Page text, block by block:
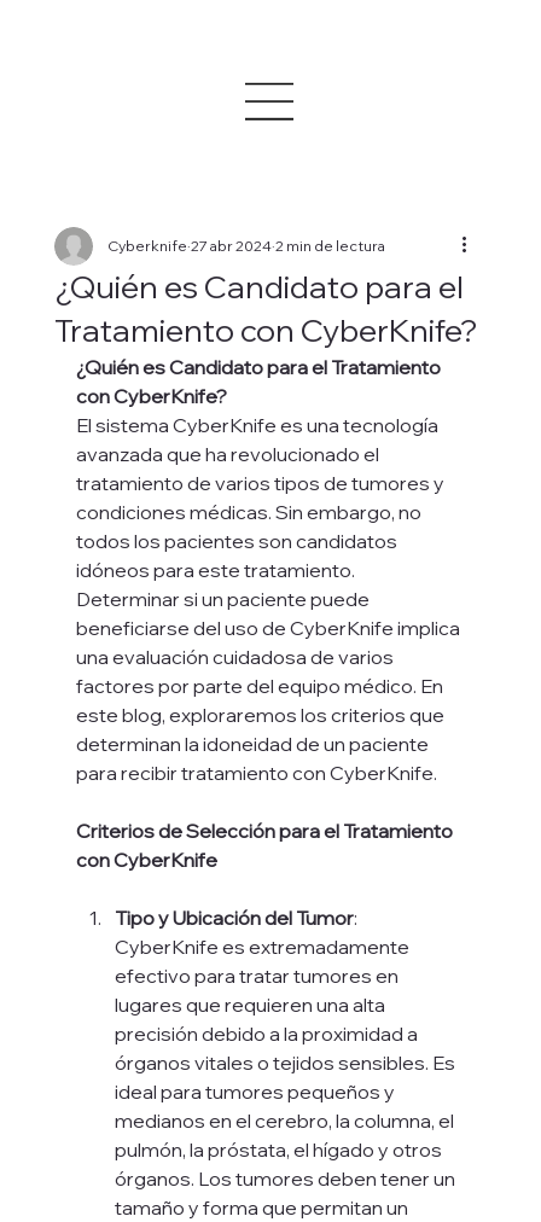
¿Quién es Candidato para el
Tratamiento con CyberKnife?
Cyberknife 27 abr 2024 2 min de lectura
¿Quién es Candidato para el Tratamiento
con CyberKnife?
El sistema CyberKnife es una tecnología
avanzada que ha revolucionado el
tratamiento de varios tipos de tumores y
condiciones médicas. Sin embargo, no
todos los pacientes son candidatos
idóneos para este tratamiento.
Determinar si un paciente puede
beneficiarse del uso de CyberKnife implica
una evaluación cuidadosa de varios
factores por parte del equipo médico. En
este blog, exploraremos los criterios que
determinan la idoneidad de un paciente
para recibir tratamiento con CyberKnife.
Criterios de Selección para el Tratamiento
con CyberKnife
Tipo y Ubicación del Tumor:
CyberKnife es extremadamente
efectivo para tratar tumores en
lugares que requieren una alta
precisión debido a la proximidad a
órganos vitales o tejidos sensibles. Es
ideal para tumores pequeños y
medianos en el cerebro, la columna, el
pulmón, la próstata, el hígado y otros
órganos. Los tumores deben tener un
tamaño y forma que permitan un